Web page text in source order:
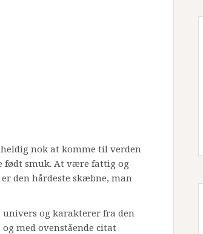
nok at komme til verden
født smuk. At være fattig og
den hårdeste skæbne, man
univers og karakterer fra den
med ovenstående citat